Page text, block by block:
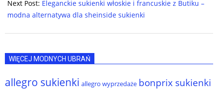
18
Next Post: Eleganckie sukienki włoskie i francuskie z Butiku –
modna alternatywa dla sheinside sukienki
WIĘCEJ MODNYCH UBRAŃ
allegro sukienki allegro wyprzedaże bonprix sukienki